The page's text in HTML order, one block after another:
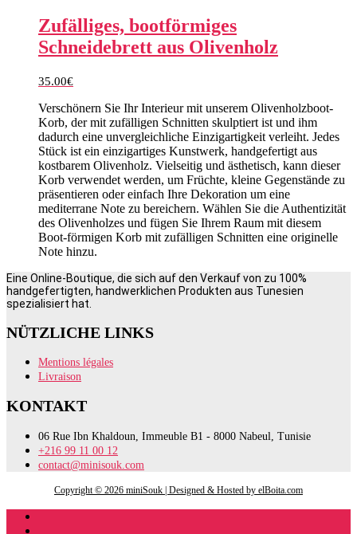
Zufälliges, bootförmiges
Schneidebrett aus Olivenholz
35.00€
Verschönern Sie Ihr Interieur mit unserem Olivenholzboot-
Korb, der mit zufälligen Schnitten skulptiert ist und ihm
dadurch eine unvergleichliche Einzigartigkeit verleiht. Jedes
Stück ist ein einzigartiges Kunstwerk, handgefertigt aus
kostbarem Olivenholz. Vielseitig und ästhetisch, kann dieser
Korb verwendet werden, um Früchte, kleine Gegenstände zu
präsentieren oder einfach Ihre Dekoration um eine
mediterrane Note zu bereichern. Wählen Sie die Authentizität
des Olivenholzes und fügen Sie Ihrem Raum mit diesem
Boot-förmigen Korb mit zufälligen Schnitten eine originelle
Note hinzu.
Eine Online-Boutique, die sich auf den Verkauf von zu 100%
handgefertigten, handwerklichen Produkten aus Tunesien
spezialisiert hat.
NÜTZLICHE LINKS
Mentions légales
Livraison
KONTAKT
06 Rue Ibn Khaldoun, Immeuble B1 - 8000 Nabeul, Tunisie
+216 99 11 00 12
contact@minisouk.com
Copyright © 2026 miniSouk | Designed & Hosted by elBoita.com